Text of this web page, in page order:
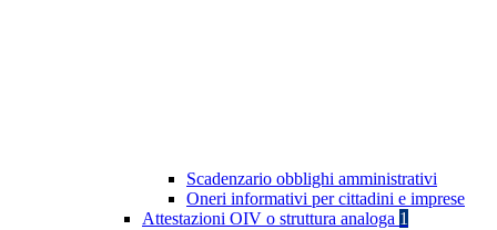
Scadenzario obblighi amministrativi
Oneri informativi per cittadini e imprese
Attestazioni OIV o struttura analoga 1